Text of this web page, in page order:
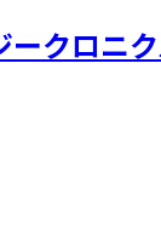
クロニ